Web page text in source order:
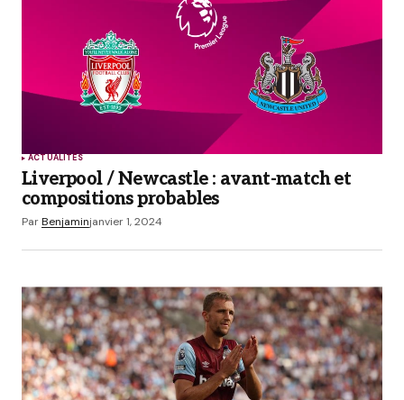
ACTUALITÉS
Liverpool / Newcastle : avant-match et
compositions probables
ParBenjaminjanvier 1, 2024